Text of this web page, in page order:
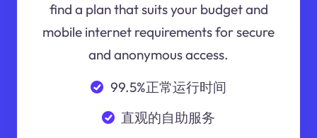
find a plan that suits your budget and
mobile internet requirements for secure
and anonymous access.
99.5%正常运行时间
直观的自助服务